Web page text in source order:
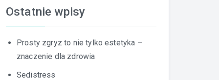
Ostatnie wpisy
Prosty zgryz to nie tylko estetyka –
znaczenie dla zdrowia
Sedistress